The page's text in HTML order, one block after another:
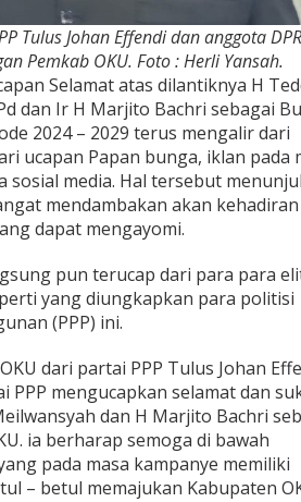
Tulus Johan Effendi dan anggota
Pemkab OKU. Foto : Herli Yansah.
Selamat atas dilantiknya H
dan Ir H Marjito Bachri sebagai
2024 – 2029 terus mengalir dari
ucapan Papan bunga, iklan pada
sosial media. Hal tersebut
mendambakan akan kehadiran
dapat mengayomi.
pun terucap dari para para
yang diungkapkan para politisi
(PPP) ini.
dari partai PPP Tulus Johan
mengucapkan selamat dan
dan H Marjito Bachri
ia berharap semoga di bawah
pada masa kampanye memiliki
– betul memajukan Kabupaten
Empat
Dipecat,
Di Berita